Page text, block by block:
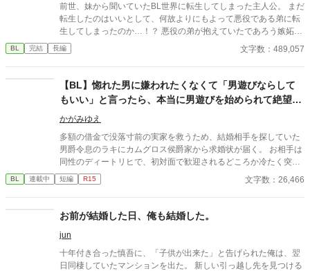
前世、妹から聞いていたBL世界に転生してしまった主人公。 まだ
転生したのはいいとして、何故よりにもよって悪役である弟に転
生してしまったのか…！？ 悪役の弟が抱えていたであろう嫉妬に
抗いつつ転生生活を過ごす物語。
BL 完結 長編 文字数：489,057
【BL】惚れた男に嫌われたくなくて「男遊びならして
もいい」と言ったら、本当に男遊びを始められて絶望し
ている侯爵令息の話
かがみゆえ
多額の借金で没落寸前の実家を救うため、結婚相手を探していた
男爵令息のラキにカムグロス侯爵家から求婚状が届く。 お相手は
同性のディートリヒで、初対面で歓迎されるどころか冷たく突き
放されてしまう。 『必要最低限関わるな』 『愛人を作るな』
『男遊びならしてもいい』 ディートリヒから実家の借金を完済す
め上手なラキの周りには可愛い令息が集まり、推し活状態に。 一
方、ディートリヒだけが嫉妬で胃を痛める日々。 ラキへの恋心を
BL 連載中 短編 R15 文字数：26,466
お前が結婚した日、俺も結婚した。
jun
十年付き合った慎吾に、「子供が出来た」と告げられた俺は、翌
日同棲していたマンションを出た。 新しい引っ越し先を見つける